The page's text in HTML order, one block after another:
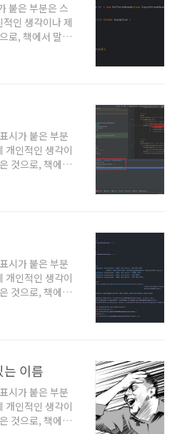
붙은 부분은 스
인 생각이나 제
로, 책에서 말하
. - 모든 이미지
틴 저) 책 입니
태도로 처리했
공감되는 내용
한 프로젝트를
런식이다. 코드
기도 제대로 안
통코드에서 꽤
시가 붙은 부분
개인적인 생각이
것으로, 책에서
니다. - 모든 이
C. 마틴 저) 책
현력이 없다는
은 거짓말을 한
멀어진다. 프로
수하기란 현실적
드를 보완하지
일반적인 이
시가 붙은 부분
개인적인 생각이
것으로, 책에서
니다. - 모든 이
C. 마틴 저) 책
수준으로 줄여
{ if
이름
시가 붙은 부분
개인적인 생각이
것으로, 책에서